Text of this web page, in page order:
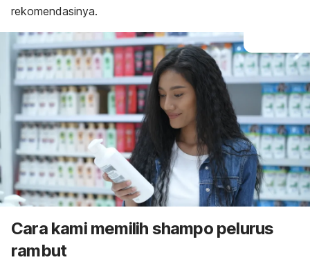
rekomendasinya.
Cara kami memilih shampopelurus
rambut